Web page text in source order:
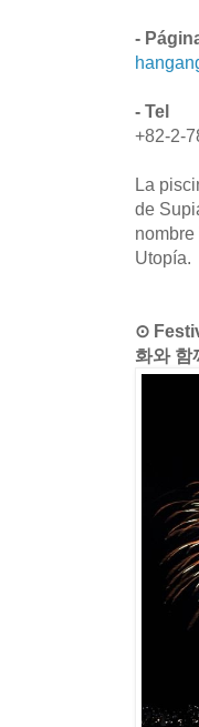
-
- Tel
+82-2-
La
de
Utopía.
⊙
화와 함